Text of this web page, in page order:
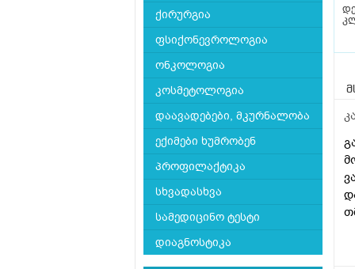
ქირურგია
ფსიქონევროლოგია
ონკოლოგია
კოსმეტოლოგია
დაავადებები, მკურნალობა
ექიმები ხუმრობენ
პროფილაქტიკა
სხვადასხვა
სამედიცინო ტესტი
დიაგნოსტიკა